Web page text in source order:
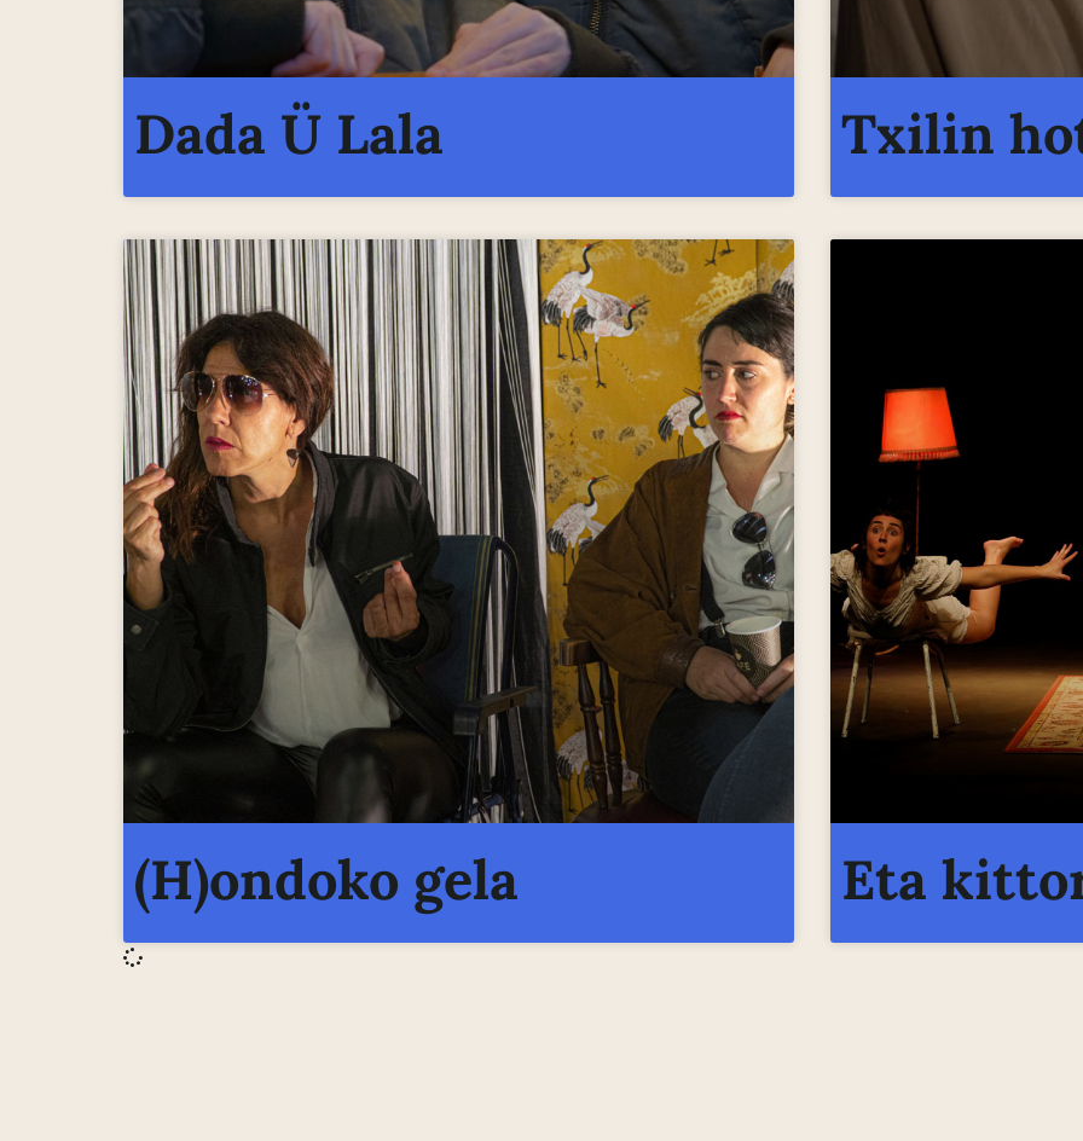
Dada Ü Lala Txilin
(H)ondoko gela Eta